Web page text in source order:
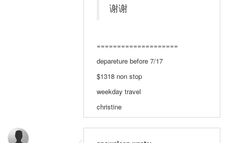
谢谢
====================
depareture before 7/17
$1318 non stop
weekday travel
christine